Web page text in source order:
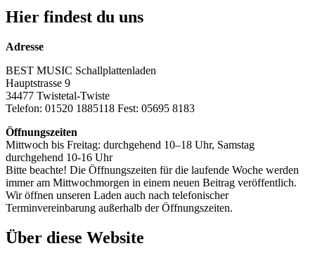
Hier findest du uns
Adresse
BEST MUSIC Schallplattenladen
Hauptstrasse 9
34477 Twistetal-Twiste
Telefon: 01520 1885118 Fest: 05695 8183
Öffnungszeiten
Mittwoch bis Freitag: durchgehend 10–18 Uhr, Samstag
durchgehend 10-16 Uhr
Bitte beachte! Die Öffnungszeiten für die laufende Woche werden
immer am Mittwochmorgen in einem neuen Beitrag veröffentlich.
Wir öffnen unseren Laden auch nach telefonischer
Terminvereinbarung außerhalb der Öffnungszeiten.
Über diese Website